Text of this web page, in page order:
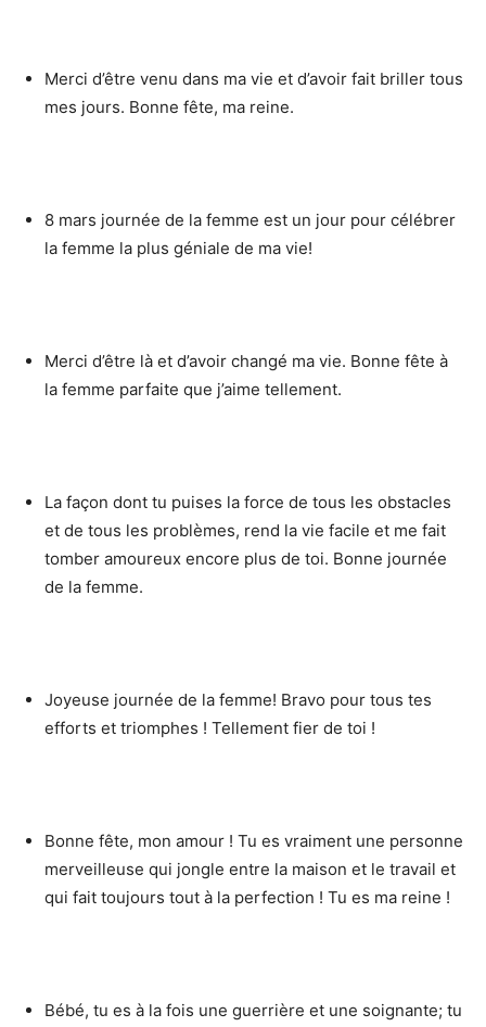
Merci d’être venu dans ma vie et d’avoir fait briller tous
mes jours. Bonne fête, ma reine.
8 mars journée de la femme est un jour pour célébrer
la femme la plus géniale de ma vie!
Merci d’être là et d’avoir changé ma vie. Bonne fête à
la femme parfaite que j’aime tellement.
La façon dont tu puises la force de tous les obstacles
et de tous les problèmes, rend la vie facile et me fait
tomber amoureux encore plus de toi. Bonne journée
de la femme.
Joyeuse journée de la femme! Bravo pour tous tes
efforts et triomphes ! Tellement fier de toi !
Bonne fête, mon amour ! Tu es vraiment une personne
merveilleuse qui jongle entre la maison et le travail et
qui fait toujours tout à la perfection ! Tu es ma reine !
Bébé, tu es à la fois une guerrière et une soignante; tu